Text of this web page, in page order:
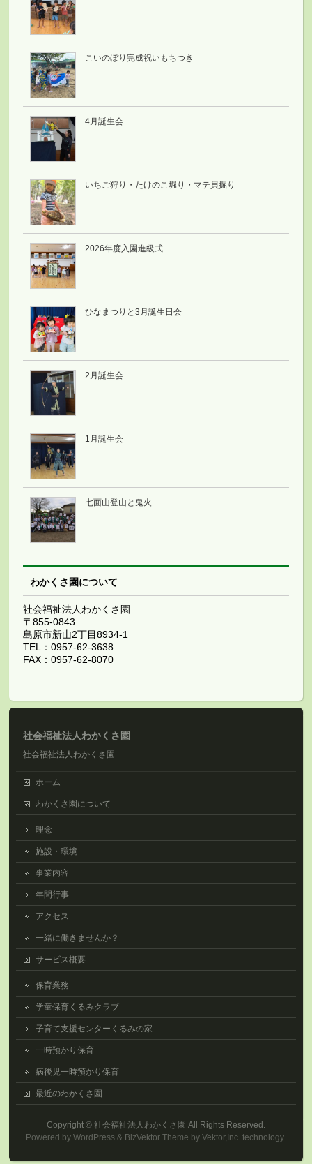
こいのぼり完成祝いもちつき
4月誕生会
いちご狩り・たけのこ堀り・マテ貝掘り
2026年度入園進級式
ひなまつりと3月誕生日会
2月誕生会
1月誕生会
七面山登山と鬼火
わかくさ園について
社会福祉法人わかくさ園
〒855-0843
島原市新山2丁目8934-1
TEL：0957-62-3638
FAX：0957-62-8070
社会福祉法人わかくさ園
社会福祉法人わかくさ園
ホーム
わかくさ園について
理念
施設・環境
事業内容
年間行事
アクセス
一緒に働きませんか？
サービス概要
保育業務
学童保育くるみクラブ
子育て支援センターくるみの家
一時預かり保育
病後児一時預かり保育
最近のわかくさ園
Copyright © 社会福祉法人わかくさ園 All Rights Reserved.
Powered byWordPress & BizVektor Theme byVektor,Inc. technology.